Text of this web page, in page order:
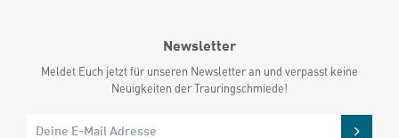
Newsletter
Meldet Euch jetzt für unseren Newsletter an und verpasst keine
Neuigkeiten der Trauringschmiede!